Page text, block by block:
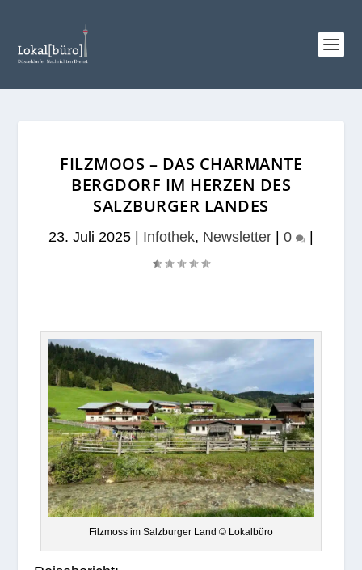
FILZMOOS – DAS CHARMANTE
BERGDORF IM HERZEN DES
SALZBURGER LANDES
23. Juli 2025 Infothek, Newsletter 0
Filz­moss im Salz­bur­ger Land © Lokalbüro